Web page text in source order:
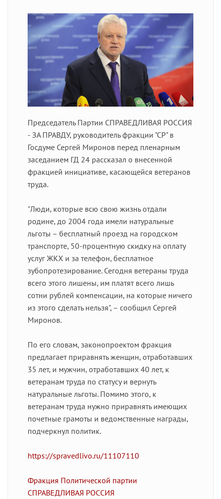
Председатель Партии СПРАВЕДЛИВАЯ РОССИЯ
- ЗА ПРАВДУ, руководитель фракции "СР" в
Госдуме Сергей Миронов перед пленарным
заседанием ГД 24 рассказал о внесенной
фракцией инициативе, касающейся ветеранов
труда.
"Люди, которые всю свою жизнь отдали
родине, до 2004 года имели натуральные
льготы – бесплатный проезд на городском
транспорте, 50-процентную скидку на оплату
услуг ЖКХ и за телефон, бесплатное
зубопротезирование. Сегодня ветераны труда
всего этого лишены, им платят всего лишь
сотни рублей компенсации, на которые ничего
из этого сделать нельзя", – сообщил Сергей
Миронов.
По его словам, законопроектом фракция
предлагает приравнять женщин, отработавших
35 лет, и мужчин, отработавших 40 лет, к
ветеранам труда по статусу и вернуть
натуральные льготы. Помимо этого, к
ветеранам труда нужно приравнять имеющих
почетные грамоты и ведомственные награды,
подчеркнул политик.
https://spravedlivo.ru/11107110
Фракция Политической партии
СПРАВЕДЛИВАЯ РОССИЯ